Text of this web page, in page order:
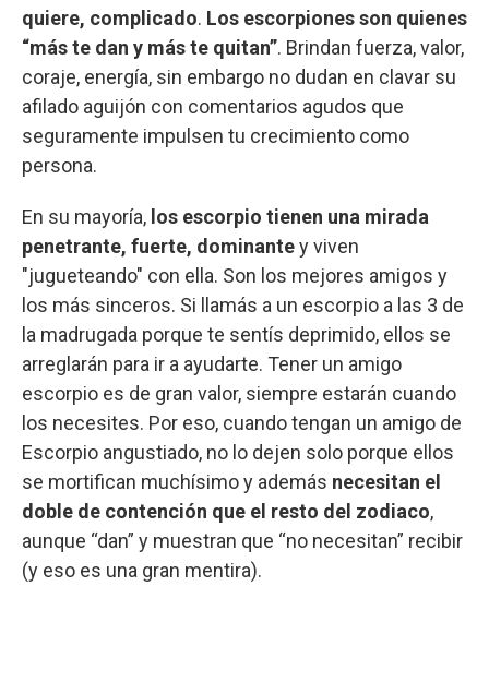
quiere, complicado. Los escorpiones son quienes
“más te dan y más te quitan”. Brindan fuerza, valor,
coraje, energía, sin embargo no dudan en clavar su
afilado aguijón con comentarios agudos que
seguramente impulsen tu crecimiento como
persona.
En su mayoría, los escorpio tienen una mirada
penetrante, fuerte, dominantey viven
"jugueteando" con ella. Son los mejores amigos y
los más sinceros. Si llamás a un escorpio a las 3 de
la madrugada porque te sentís deprimido, ellos se
arreglarán para ir a ayudarte. Tener un amigo
escorpio es de gran valor, siempre estarán cuando
los necesites. Por eso, cuando tengan un amigo de
Escorpio angustiado, no lo dejen solo porque ellos
se mortifican muchísimo y además necesitan el
doble de contención que el resto del zodiaco,
aunque “dan” y muestran que “no necesitan” recibir
(y eso es una gran mentira).